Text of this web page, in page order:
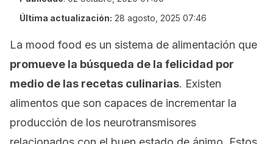
Última actualización: 28 agosto, 2025 07:46
La mood food es un sistema de alimentación que
promueve la búsqueda de la felicidad por
medio de las recetas culinarias. Existen
alimentos que son capaces de incrementar la
producción de los neurotransmisores